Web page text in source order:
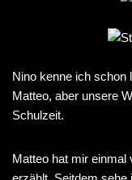
Nino kenne ich schon
Matteo, aber unsere
Schulzeit.
Matteo hat mir einmal